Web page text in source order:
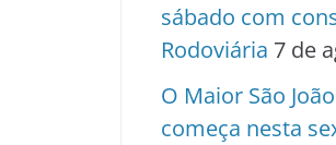
sábado com
Rodoviária 7 de
O Maior São
começa nesta